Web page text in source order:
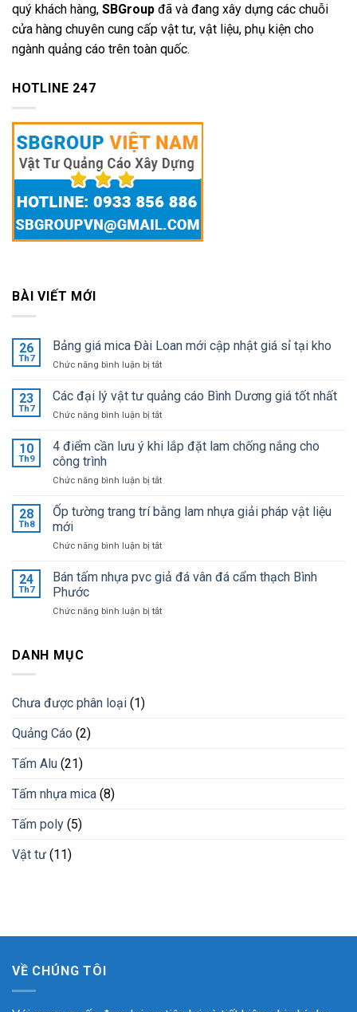
quý khách hàng, SBGroup đã và đang xây dựng các chuỗi
cửa hàng chuyên cung cấp vật tư, vật liệu, phụ kiện cho
ngành quảng cáo trên toàn quốc.
HOTLINE 247
BÀI VIẾT MỚI
26
Th7
Bảng giá mica Đài Loan mới cập nhật giá sỉ tại kho
Chức năng bình luận bị tắtở
giá
mica
Đài
mới
giá
tại
23
Th7
Các đại lý vật tư quảng cáo Bình Dương giá tốt nhất
Chức năng bình luận bị tắtở
đại
tư
cáo
giá
nhất
10
Th9
4 điểm cần lưu ý khi lắp đặt lam chống nắng cho
công trình
Chức năng bình luận bị tắtở
điểm
cần
ý
lắp
chống
28
Th8
Ốp tường trang trí bằng lam nhựa giải pháp vật liệu
mới
Chức năng bình luận bị tắtở
tường
trang
bằng
24
Th7
Bán tấm nhựa pvc giả đá vân đá cẩm thạch Bình
Phước
Chức năng bình luận bị tắtở
DANH MỤC
Chưa được phân loại (1)
Quảng Cáo (2)
Tấm Alu (21)
Tấm nhựa mica (8)
Tấm poly (5)
Vật tư (11)
VỀ CHÚNG TÔI